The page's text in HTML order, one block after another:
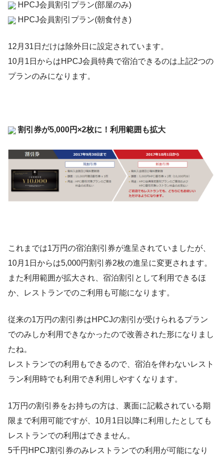
HPCJ会員割引プラン(部屋のみ)
HPCJ会員割引プラン(朝食付き)
12月31日だけは除外日に設定されています。
10月1日からはHPCJ会員特典で宿泊できるのは上記2つの
プランのみになります。
割引券が5,000円×2枚に！利用範囲も拡大
これまでは1万円の宿泊割引券が進呈されていましたが、
10月1日からは5,000円割引券2枚の進呈に変更されます。
また利用範囲が拡大され、宿泊割引として利用できるほ
か、レストランでのご利用も可能になります。
従来の1万円の割引券はHPCJの割引が受けられるプラン
でのみしか利用できなかったので改善された形になりまし
たね。
レストランでの利用もできるので、宿泊を伴わないレスト
ラン利用時でも利用でき利用しやすくなります。
1万円の割引券をお持ちの方は、裏面に記載されている期
限まで利用可能ですが、10月1日以降に利用したとしても
レストランでの利用はできません。
5千円HPCJ割引券のみレストランでの利用が可能になり